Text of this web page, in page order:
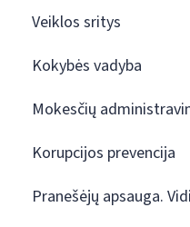
Veiklos sritys
Kokybės vadyba
Mokesčių
Korupcijos prevencija
Pranešėjų apsauga.